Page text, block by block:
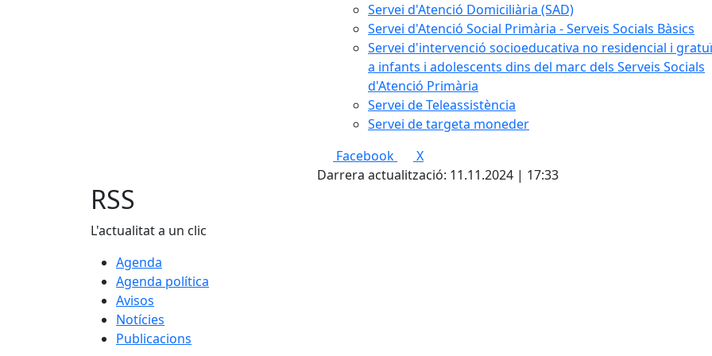
Servei d'Atenció Domiciliària (SAD)
Servei d'Atenció Social Primària - Serveis Socials Bàsics
Servei d'intervenció socioeducativa no residencial i
a infants i adolescents dins del marc dels Serveis Socials
d'Atenció Primària
Servei de Teleassistència
Servei de targeta moneder
Facebook
X
Darrera actualització: 11.11.2024 | 17:33
RSS
L'actualitat a un clic
Agenda
Agenda política
Avisos
Notícies
Publicacions